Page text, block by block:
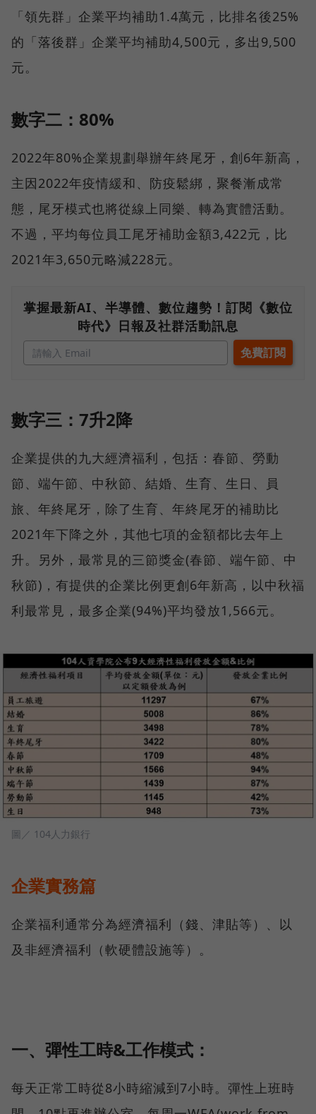
「領先群」企業平均補助1.4萬元，比排名後25%
的「落後群」企業平均補助4,500元，多出9,500
元。
數字二：80%
2022年80%企業規劃舉辦年終尾牙，創6年新高，
主因2022年疫情緩和、防疫鬆綁，聚餐漸成常
態，尾牙模式也將從線上同樂、轉為實體活動。
不過，平均每位員工尾牙補助金額3,422元，比
2021年3,650元略減228元。
掌握最新AI、半導體、數位趨勢！訂閱《數位
時代》日報及社群活動訊息
數字三：7升2降
企業提供的九大經濟福利，包括：春節、勞動
節、端午節、中秋節、結婚、生育、生日、員
旅、年終尾牙，除了生育、年終尾牙的補助比
2021年下降之外，其他七項的金額都比去年上
升。另外，最常見的三節獎金(春節、端午節、中
秋節)，有提供的企業比例更創6年新高，以中秋福
利最常見，最多企業(94%)平均發放1,566元。
圖／ 104人力銀行
企業實務篇
企業福利通常分為經濟福利（錢、津貼等）、以
及非經濟福利（軟硬體設施等）。
一、彈性工時&工作模式：
每天正常工時從8小時縮減到7小時。彈性上班時